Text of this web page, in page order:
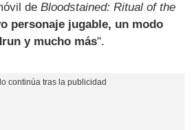
deBloodstained: Ritual of the
personaje jugable, un modo
y mucho más".